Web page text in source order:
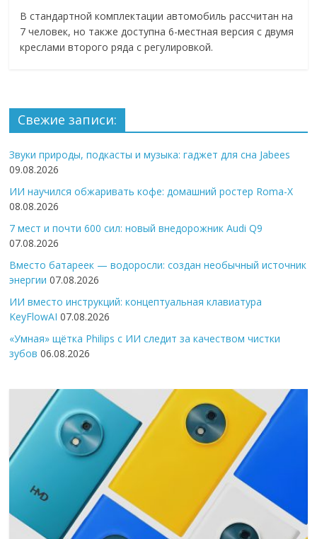
В стандартной комплектации автомобиль рассчитан на
7 человек, но также доступна 6-местная версия с двумя
креслами второго ряда с регулировкой.
Свежие записи:
Звуки природы, подкасты и музыка: гаджет для сна Jabees
09.08.2026
ИИ научился обжаривать кофе: домашний ростер Roma-X
08.08.2026
7 мест и почти 600 сил: новый внедорожник Audi Q9
07.08.2026
Вместо батареек — водоросли: создан необычный источник
энергии 07.08.2026
ИИ вместо инструкций: концептуальная клавиатура
KeyFlowAI 07.08.2026
«Умная» щётка Philips с ИИ следит за качеством чистки
зубов 06.08.2026